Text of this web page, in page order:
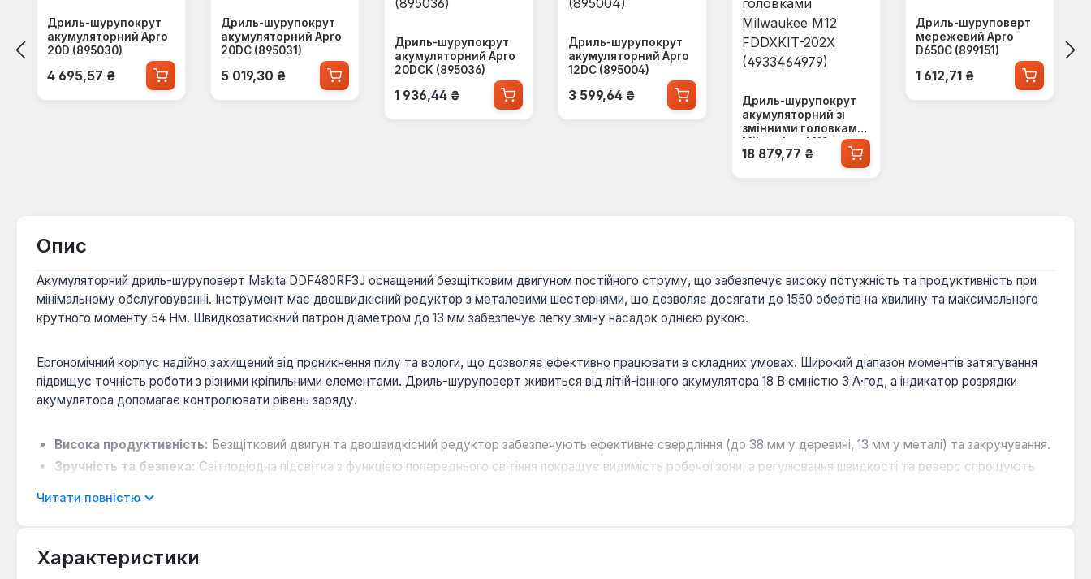
Дриль-шурупокрут
акумуляторний Apro
20D (895030)
Звичайна ціна:
4 695,57 ₴
Дриль-шурупокрут
акумуляторний Apro
20DC (895031)
Звичайна ціна:
5 019,30 ₴
Дриль-шурупокрут
акумуляторний Apro
20DCK (895036)
Звичайна ціна:
1 936,44 ₴
Дриль-шурупокрут
акумуляторний Apro
12DC (895004)
Звичайна ціна:
3 599,64 ₴
Дриль-шурупокрут
акумуляторний зі
змінними головками
Milwaukee M12
FDDXKIT-202X
Звичайна ціна:
18 879,77 ₴
Дриль-шуруповерт
мережевий Apro
D650C (899151)
Звичайна ціна:
1 612,71 ₴
Опис
Акумуляторний дриль-шуруповерт Makita DDF480RF3J оснащений безщітковим двигуном постійного струму, що забезпечує високу потужність та продуктивність при
мінімальному обслуговуванні. Інструмент має двошвидкісний редуктор з металевими шестернями, що дозволяє досягати до 1550 обертів на хвилину та максимального
крутного моменту 54 Нм. Швидкозатискний патрон діаметром до 13 мм забезпечує легку зміну насадок однією рукою.
Ергономічний корпус надійно захищений від проникнення пилу та вологи, що дозволяє ефективно працювати в складних умовах. Широкий діапазон моментів затягування
підвищує точність роботи з різними кріпильними елементами. Дриль-шуруповерт живиться від літій-іонного акумулятора 18 В ємністю 3 А·год, а індикатор розрядки
акумулятора допомагає контролювати рівень заряду.
Висока продуктивність: Безщітковий двигун та двошвидкісний редуктор забезпечують ефективне свердління (до 38 мм у деревині, 13 мм у металі) та закручування.
Зручність та безпека: Світлодіодна підсвітка з функцією попереднього світіння покращує видимість робочої зони, а регулювання швидкості та реверс спрощують
Надійність та довговічність:
Цей акумуляторний дриль-шуруповерт є професійним інструментом для будівельних, монтажних та ремонтних робіт. Він підходить для майстрів, які потребують
потужного, надійного та мобільного рішення для інтенсивної експлуатації в різних умовах.
Читати повністю
Характеристики